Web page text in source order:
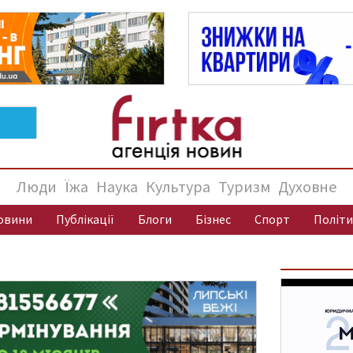
Люди Їжа Наука Культура Туризм Духовне
Публікації Блоги Бізнес Спорт